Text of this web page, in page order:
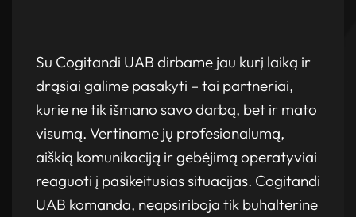
Su Cogitandi UAB dirbame jau kurį laiką ir
drąsiai galime pasakyti – tai partneriai,
kurie ne tik išmano savo darbą, bet ir mato
visumą. Vertiname jų profesionalumą,
aiškią komunikaciją ir gebėjimą operatyviai
reaguoti į pasikeitusias situacijas. Cogitandi
UAB komanda, neapsiriboja tik buhalterine